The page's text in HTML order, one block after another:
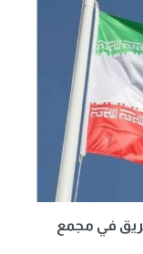
جراء حريق في مجمع